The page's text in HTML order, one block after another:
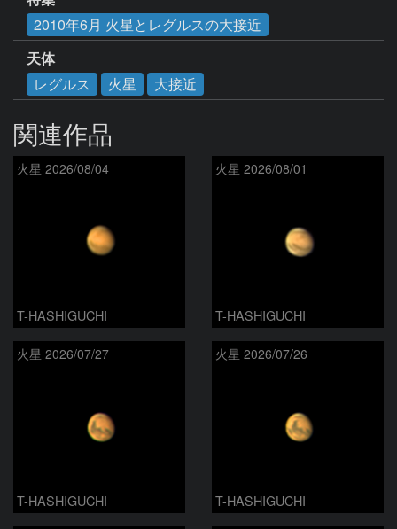
2010年6月 火星とレグルスの大接近
天体
レグルス
火星 大接近
関連作品
火星 2026/08/04
T-HASHIGUCHI
火星 2026/08/01
T-HASHIGUCHI
火星 2026/07/27
T-HASHIGUCHI
火星 2026/07/26
T-HASHIGUCHI